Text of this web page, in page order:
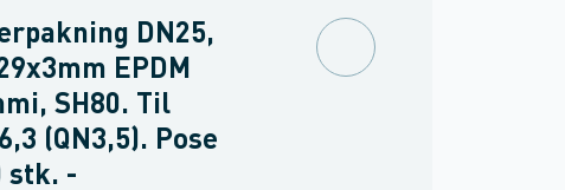
DN25,
EPDM
SH80. Til
(QN3,5). Pose
stk. -